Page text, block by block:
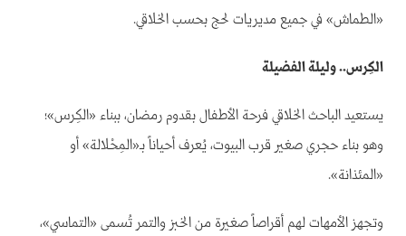
«الطماش» في جميع مديريات لحج بحسب الخلاقي.
الكِرس.. وليلة الفضيلة
يستعيد الباحث الخلاقي فرحة الأطفال بقدوم رمضان، ببناء «الكِرس»؛
وهو بناء حجري صغير قرب البيوت، يُعرف أحياناً بـ«المِحْلالة» أو
«المئذانة».
وتجهز الأمهات لهم أقراصاً صغيرة من الخبز والتمر تُسمى «التماسي»،